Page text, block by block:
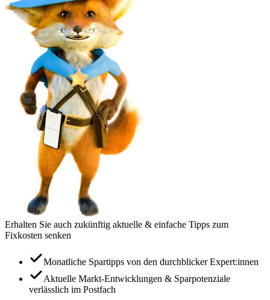
Erhalten Sie auch zukünftig aktuelle & einfache Tipps zum
Fixkosten senken
Monatliche Spartipps von den durchblicker Expert:innen
Aktuelle Markt-Entwicklungen & Sparpotenziale
verlässlich im Postfach